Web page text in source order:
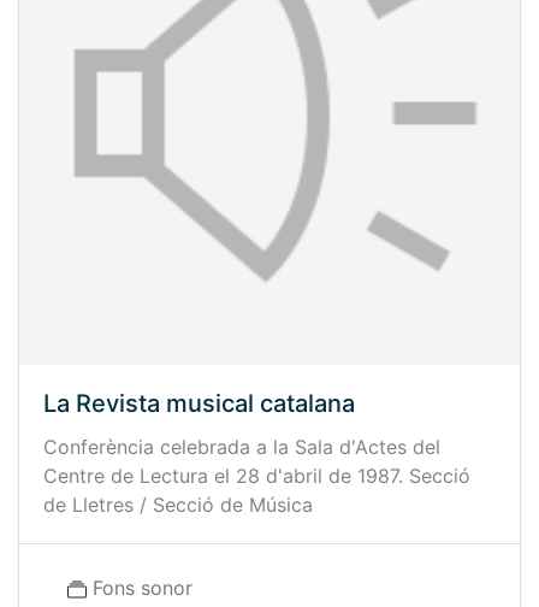
La Revista musical catalana
Conferència celebrada a la Sala d'Actes del
Centre de Lectura el 28 d'abril de 1987. Secció
de Lletres / Secció de Música
Fons sonor